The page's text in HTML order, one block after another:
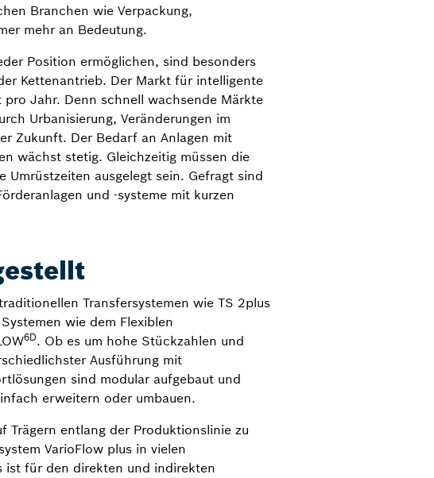
Branchen wie Verpackung,
mehr an Bedeutung.
Position ermöglichen, sind besonders
Kettenantrieb. Der Markt für intelligente
Jahr. Denn schnell wachsende Märkte
Urbanisierung, Veränderungen im
Zukunft. Der Bedarf an Anlagen mit
wächst stetig. Gleichzeitig müssen die
Umrüstzeiten ausgelegt sein. Gefragt sind
und -systeme mit kurzen
Transfersystemen wie TS 2plus
wie dem Flexiblen
6D. Ob es um hohe Stückzahlen und
Ausführung mit
sind modular aufgebaut und
erweitern oder umbauen.
Trägern entlang der Produktionslinie zu
VarioFlow plus in vielen
ist für den direkten und indirekten